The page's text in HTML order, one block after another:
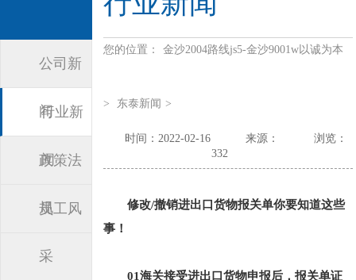
公司新
闻
行业新
闻
政策法
规
员工风
采
您的位置： 金沙2004路线js5-金沙9001w以诚为本
> 东泰新闻 >
时间：2022-02-16 来源：
浏览：
332
修改/撤销进出口货物报关单你要知道这些
事！
01海关接受进出口货物申报后，报关单证